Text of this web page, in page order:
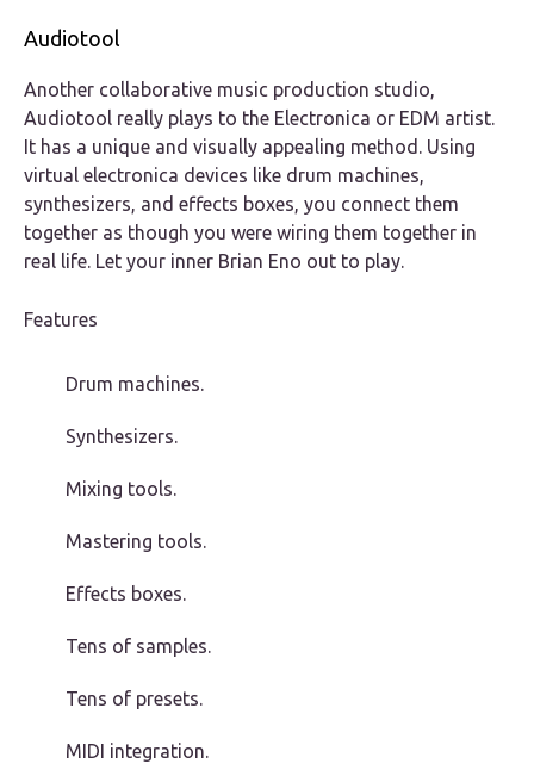
Audiotool
Another collaborative music production studio,
Audiotool really plays to the Electronica or EDM artist.
It has a unique and visually appealing method. Using
virtual electronica devices like drum machines,
synthesizers, and effects boxes, you connect them
together as though you were wiring them together in
real life. Let your inner Brian Eno out to play.
Features
Drum machines.
Synthesizers.
Mixing tools.
Mastering tools.
Effects boxes.
Tens of samples.
Tens of presets.
MIDI integration.